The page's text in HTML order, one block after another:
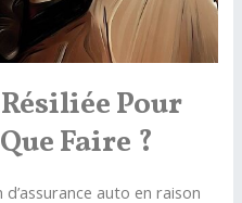
Pour
Faire ?
auto en raison